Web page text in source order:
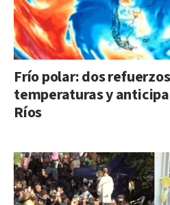
Frío polar: dos
temperaturas y
Ríos